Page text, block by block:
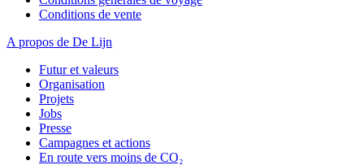
Conditions de vente
A propos de De Lijn
Futur et valeurs
Organisation
Projets
Jobs
Presse
Campagnes et actions
En route vers moins de CO₂